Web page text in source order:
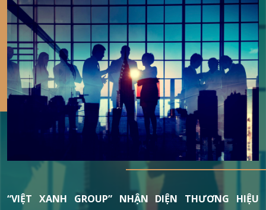
“VIỆT XANH GROUP” NHẬN DIỆN THƯƠNG HIỆU